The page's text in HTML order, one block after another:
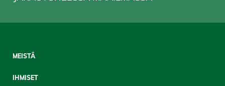
Sitemap
Mobile
MEISTÄ
IHMISET